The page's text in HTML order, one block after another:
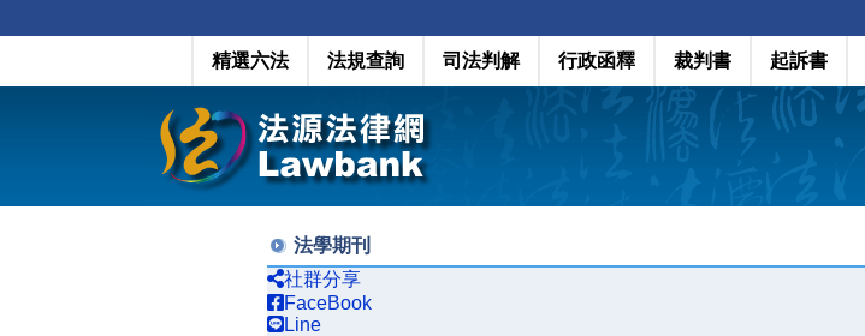
精選六法 法規查詢 司法判解 行政函釋 裁判書 起訴書
法學期刊
社群分享
FaceBook
Line